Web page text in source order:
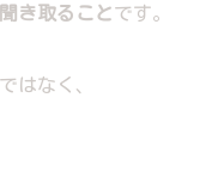
き取ることです。
はなく、